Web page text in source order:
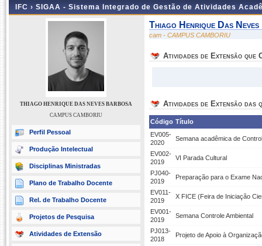
IFC › SIGAA - Sistema Integrado de Gestão de Atividades
THIAGO HENRIQUE DAS NEVES BARBOSA
CAMPUS CAMBORIU
Perfil Pessoal
Produção Intelectual
Disciplinas Ministradas
Plano de Trabalho Docente
Rel. de Trabalho Docente
Projetos de Pesquisa
Atividades de Extensão
Thiago Henrique Das
cam - CAMPUS CAMBORIU
Atividades de Extensão que
Atividades de Extensão das
Código Título
EV005-
2020
Semana acadêmica de
EV002-
2019
VI Parada Cultural
PJ040-
2019
Preparação para o Exame
EV011-
2019
X FICE (Feira de Iniciação
EV001-
2019
Semana Controle Ambiental
PJ013-
2018
Projeto de Apoio à